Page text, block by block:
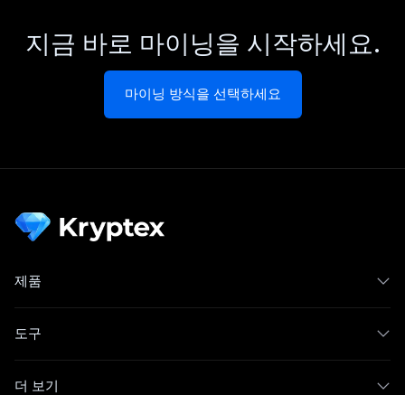
지금 바로 마이닝을 시작하세요.
마이닝 방식을 선택하세요
제품
도구
더 보기